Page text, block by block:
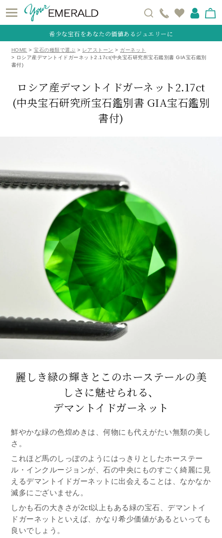
希少な宝石をあなたの価値あるジュエリーに
HOME 宝石の種類で選ぶ レアストーン
ガーネット
ロシア産デマントイドガーネット2.17ct(中央宝石研究所宝石鑑別書 GIA宝石鑑別
書付)
ロシア産デマントイドガーネット2.17ct
(中央宝石研究所宝石鑑別書 GIA宝石鑑別
書付)
麗しき緑の輝きとこのホーステールの美
しさに魅せられる、
デマントイドガーネット
鮮やかな緑の色煌めきは、何物にも代えがたい無類の美し
さ。
これほど馬のしっぽのようにはっきりとしたホーステー
ル・インクルージョンが、石の中央にものすごく綺麗に見
えるデマントイドガーネットに出会えることは、なかなか
滅多にございません。
しかも石の大きさが2ct以上もある緑の宝石、デマントイ
ドガーネットといえば、かなり希少価値があるといっても
良いでしょう。